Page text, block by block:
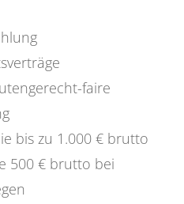
faire
bis zu 1.000 € brutto
500 € brutto bei